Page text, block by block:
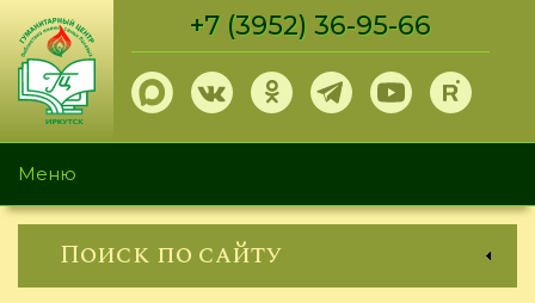
Перейти
основному
содержанию
+7 (3952) 36-95-66
Меню
Поиск по сайту